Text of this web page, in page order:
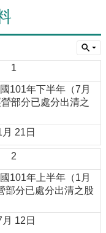
1
101年下半年（7月
部分已處分出清之
21日
2
101年上半年（1月
部分已處分出清之股
12日